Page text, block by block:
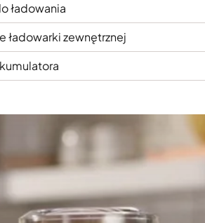
ładowania
ładowarki zewnętrznej